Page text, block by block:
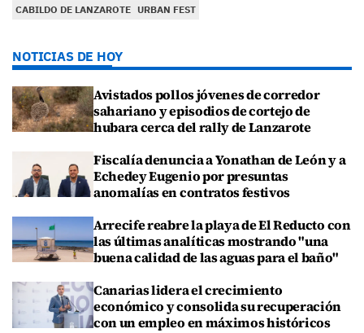
CABILDO DE LANZAROTE URBAN FEST
NOTICIAS DE HOY
Avistados pollos jóvenes de corredor
sahariano y episodios de cortejo de
hubara cerca del rally de Lanzarote
Fiscalía denuncia a Yonathan de León y a
Echedey Eugenio por presuntas
anomalías en contratos festivos
Arrecife reabre la playa de El Reducto con
las últimas analíticas mostrando "una
buena calidad de las aguas para el baño"
Canarias lidera el crecimiento
económico y consolida su recuperación
con un empleo en máximos históricos